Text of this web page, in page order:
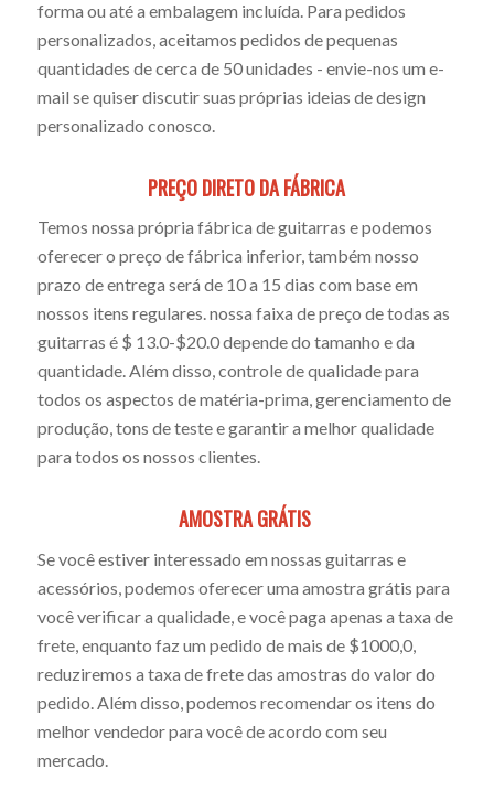
forma ou até a embalagem incluída. Para pedidos
personalizados, aceitamos pedidos de pequenas
quantidades de cerca de 50 unidades - envie-nos um e-
mail se quiser discutir suas próprias ideias de design
personalizado conosco.
PREÇO DIRETO DA FÁBRICA
Temos nossa própria fábrica de guitarras e podemos
oferecer o preço de fábrica inferior, também nosso
prazo de entrega será de 10 a 15 dias com base em
nossos itens regulares. nossa faixa de preço de todas as
guitarras é $ 13.0-$20.0 depende do tamanho e da
quantidade. Além disso, controle de qualidade para
todos os aspectos de matéria-prima, gerenciamento de
produção, tons de teste e garantir a melhor qualidade
para todos os nossos clientes.
AMOSTRA GRÁTIS
Se você estiver interessado em nossas guitarras e
acessórios, podemos oferecer uma amostra grátis para
você verificar a qualidade, e você paga apenas a taxa de
frete, enquanto faz um pedido de mais de $1000,0,
reduziremos a taxa de frete das amostras do valor do
pedido. Além disso, podemos recomendar os itens do
melhor vendedor para você de acordo com seu
mercado.